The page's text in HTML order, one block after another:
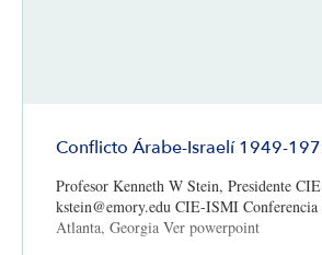
Conflicto Árabe-Israelí 1949-
Profesor Kenneth W Stein, Presidente CIE
kstein@emory.edu CIE-ISMI Conferencia
Atlanta, Georgia Ver powerpoint